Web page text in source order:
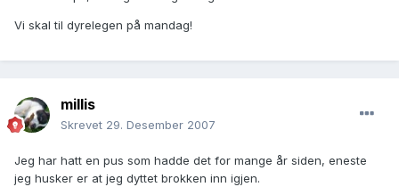
Vi skal til dyrelegen på mandag!
millis
Skrevet 29. Desember 2007
Jeg har hatt en pus som hadde det for mange år siden, eneste
jeg husker er at jeg dyttet brokken inn igjen.